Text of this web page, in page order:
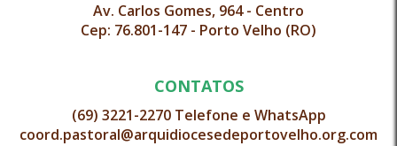
Av. Carlos Gomes, 964 - Centro
Cep: 76.801-147 - Porto Velho (RO)
CONTATOS
(69) 3221-2270 Telefone e WhatsApp
coord.pastoral@arquidiocesedeportovelho.org.com